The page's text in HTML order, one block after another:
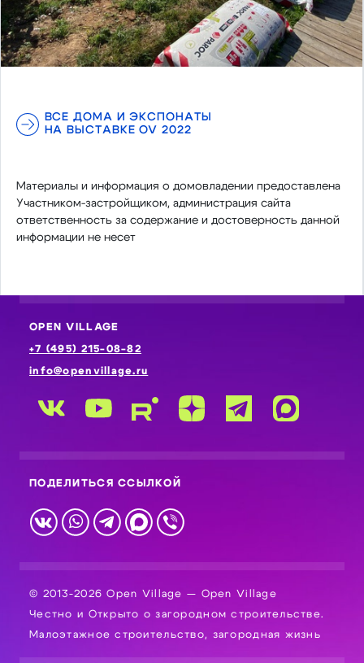
ВСЕ ДОМА И ЭКСПОНАТЫ
НА ВЫСТАВКЕ OV 2022
Материалы и информация о домовладении предоставлена
Участником-застройщиком, администрация сайта
ответственность за содержание и достоверность данной
информации не несет
OPEN VILLAGE
+7 (495) 215-08-82
info@openvillage.ru
ПОДЕЛИТЬСЯ ССЫЛКОЙ
© 2013-2026 Open Village — Open Village
Честно и Открыто о загородном строительстве.
Малоэтажное строительство, загородная жизнь